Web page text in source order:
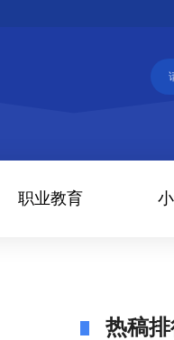
职业教育
热稿